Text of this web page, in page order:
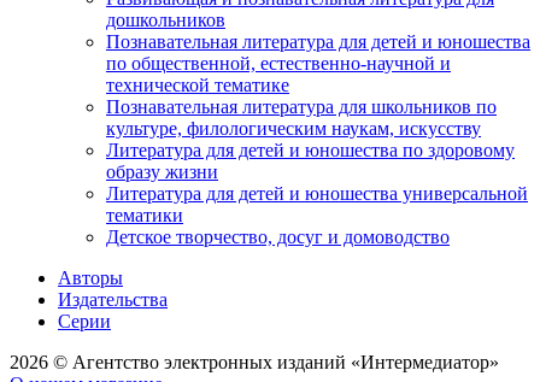
дошкольников
Познавательная литература для детей и юношества
по общественной, естественно-научной и
технической тематике
Познавательная литература для школьников по
культуре, филологическим наукам, искусству
Литература для детей и юношества по здоровому
образу жизни
Литература для детей и юношества универсальной
тематики
Детское творчество, досуг и домоводство
Авторы
Издательства
Серии
2026 © Агентство электронных изданий «Интермедиатор»